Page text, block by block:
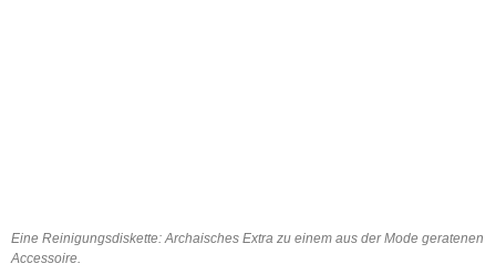
Eine Reinigungsdiskette: Archaisches Extra zu einem aus der Mode geratenen
Accessoire.